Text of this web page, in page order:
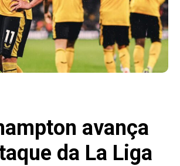
avança
da La Liga